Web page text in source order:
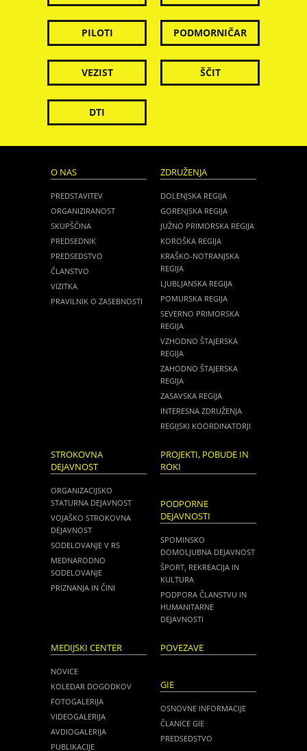
PILOTI PODMORNIČAR
VEZIST ŠČIT
DTI
O NAS
PREDSTAVITEV
ORGANIZIRANOST
SKUPŠČINA
PREDSEDNIK
PREDSEDSTVO
ČLANSTVO
VIZITKA
PRAVILNIK O ZASEBNOSTI
ZDRUŽENJA
DOLENJSKA REGIJA
GORENJSKA REGIJA
JUŽNO PRIMORSKA REGIJA
KOROŠKA REGIJA
KRAŠKO-NOTRANJSKA
REGIJA
LJUBLJANSKA REGIJA
POMURSKA REGIJA
SEVERNO PRIMORSKA
REGIJA
VZHODNO ŠTAJERSKA
REGIJA
ZAHODNO ŠTAJERSKA
REGIJA
ZASAVSKA REGIJA
INTERESNA ZDRUŽENJA
REGIJSKI KOORDINATORJI
STROKOVNA
DEJAVNOST
ORGANIZACIJSKO
STATURNA DEJAVNOST
VOJAŠKO STROKOVNA
DEJAVNOST
SODELOVANJE V RS
MEDNARODNO
SODELOVANJE
PRIZNANJA IN ČINI
PROJEKTI, POBUDE IN
ROKI
PODPORNE
DEJAVNOSTI
SPOMINSKO
DOMOLJUBNA DEJAVNOST
ŠPORT, REKREACIJA IN
KULTURA
PODPORA ČLANSTVU IN
HUMANITARNE
DEJAVNOSTI
MEDIJSKI CENTER
NOVICE
KOLEDAR DOGODKOV
FOTOGALERIJA
VIDEOGALERIJA
AVDIOGALERIJA
PUBLIKACIJE
POVEZAVE
GIE
OSNOVNE INFORMACIJE
ČLANICE GIE
PREDSEDSTVO